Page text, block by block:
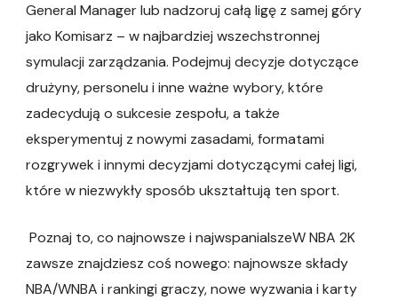
General Manager lub nadzoruj całą ligę z samej góry
jako Komisarz – w najbardziej wszechstronnej
symulacji zarządzania. Podejmuj decyzje dotyczące
drużyny, personelu i inne ważne wybory, które
zadecydują o sukcesie zespołu, a także
eksperymentuj z nowymi zasadami, formatami
rozgrywek i innymi decyzjami dotyczącymi całej ligi,
które w niezwykły sposób ukształtują ten sport.
Poznaj to, co najnowsze i najwspanialszeW NBA 2K
zawsze znajdziesz coś nowego: najnowsze składy
NBA/WNBA i rankingi graczy, nowe wyzwania i karty